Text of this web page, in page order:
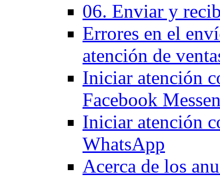
06. Enviar y
Errores en el
atención de
Iniciar atención
Facebook
Iniciar atención
WhatsApp
Acerca de los